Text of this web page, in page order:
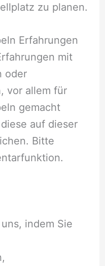
zu planen.
Erfahrungen
mit
oder
vor allem für
gemacht
auf dieser
Bitte
indem Sie